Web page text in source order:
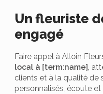
Un fleuriste
engagé
Faire appel à Alloin
local à [term:name],
clients et à la qualité de
personnalisés, écoute